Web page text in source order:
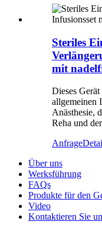
Steriles
mit
Dieses
allgemeinen
Anästhesie,
Reha und
Anfrage
Über uns
Werksführung
FAQs
Produkte für den
Video
Kontaktieren Sie